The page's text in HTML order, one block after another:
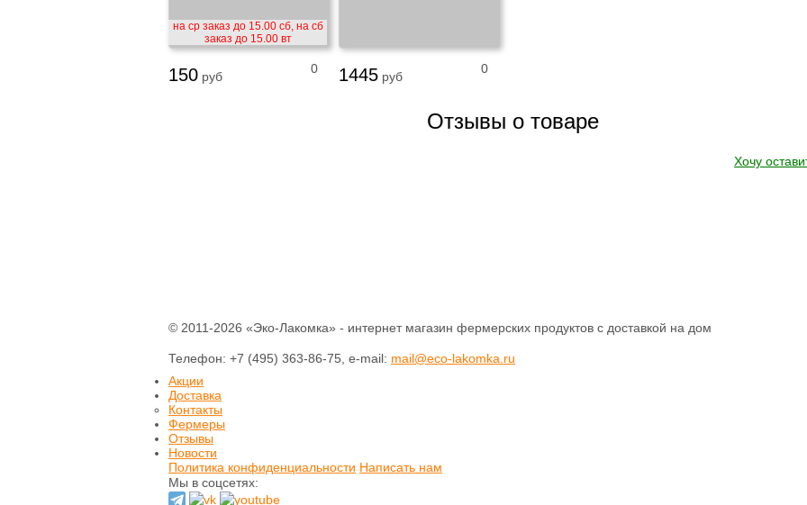
на ср заказ до 15.00 сб, на сб
заказ до 15.00 вт
150 руб
0 1445 руб
0
Отзывы о товаре
Хочу
© 2011-2026 «Эко-Лакомка» - интернет магазин фермерских продуктов с доставкой на дом
Телефон: +7 (495) 363-86-75, e-mail: mail@eco-lakomka.ru
Акции
Доставка
Контакты
Фермеры
Отзывы
Новости
Политика конфиденциальности Написать нам
Мы в соцсетях: